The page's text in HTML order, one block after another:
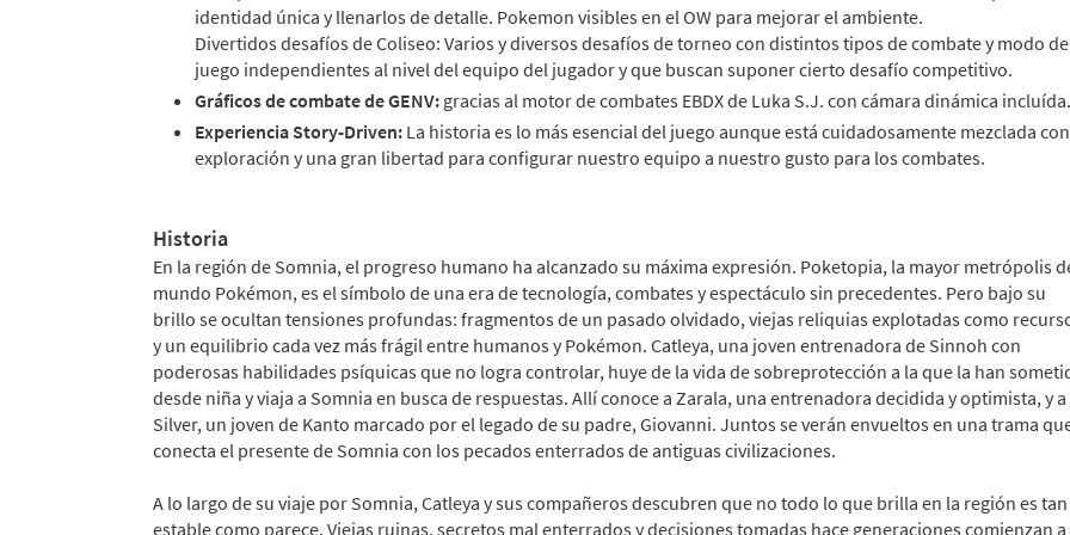
identidad única y llenarlos de detalle. Pokemon visibles en el OW para mejorar el ambiente.
Divertidos desafíos de Coliseo: Varios y diversos desafíos de torneo con distintos tipos de combate y modo de
juego independientes al nivel del equipo del jugador y que buscan suponer cierto desafío competitivo.
Gráficos de combate de GENV: gracias al motor de combates EBDX de Luka S.J. con cámara dinámica incluída.
Experiencia Story-Driven: La historia es lo más esencial del juego aunque está cuidadosamente mezclada
exploración y una gran libertad para configurar nuestro equipo a nuestro gusto para los combates.
Historia
En la región de Somnia, el progreso humano ha alcanzado su máxima expresión. Poketopia, la mayor metrópolis
mundo Pokémon, es el símbolo de una era de tecnología, combates y espectáculo sin precedentes. Pero bajo su
brillo se ocultan tensiones profundas: fragmentos de un pasado olvidado, viejas reliquias explotadas como
y un equilibrio cada vez más frágil entre humanos y Pokémon. Catleya, una joven entrenadora de Sinnoh con
poderosas habilidades psíquicas que no logra controlar, huye de la vida de sobreprotección a la que la han
desde niña y viaja a Somnia en busca de respuestas. Allí conoce a Zarala, una entrenadora decidida y optimista, y a
Silver, un joven de Kanto marcado por el legado de su padre, Giovanni. Juntos se verán envueltos en una trama
conecta el presente de Somnia con los pecados enterrados de antiguas civilizaciones.
A lo largo de su viaje por Somnia, Catleya y sus compañeros descubren que no todo lo que brilla en la región es tan
estable como parece. Viejas ruinas, secretos mal enterrados y decisiones tomadas hace generaciones comienzan a